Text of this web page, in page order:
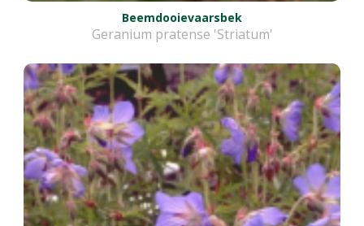
Beemdooievaarsbek
Geranium pratense 'Striatum'